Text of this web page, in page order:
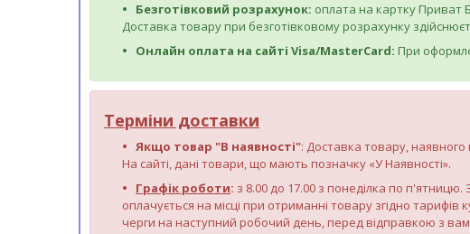
Безготівковий розрахунок: оплата на картку Приват
Доставка товару при безготівковому розрахунку
Онлайн оплата на сайті Visa/MasterCard: При
Терміни доставки
Якщо товар "В наявності": Доставка товару, наявного
На сайті, дані товари, що мають позначку «У Наявності».
Графік роботи: з 8.00 до 17.00 з понеділка по п'ятницю.
оплачується на місці при отриманні товару згідно
черги на наступний робочий день, перед відправкою з